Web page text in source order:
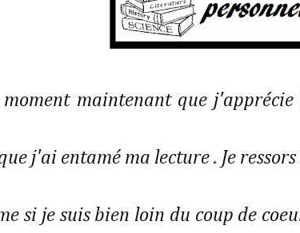
maintenant que
j'ai entamé ma lecture . Je
si je suis bien loin du coup de